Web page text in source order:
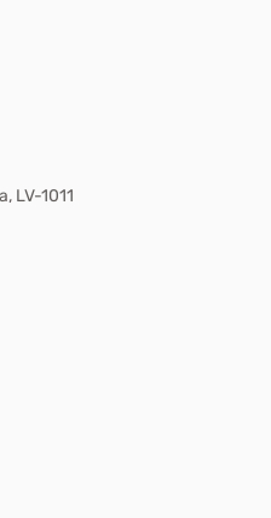
LV-1011